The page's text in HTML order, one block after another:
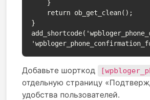
}
Добавьте шорткод
отдельную страницу
удобства пользователей.